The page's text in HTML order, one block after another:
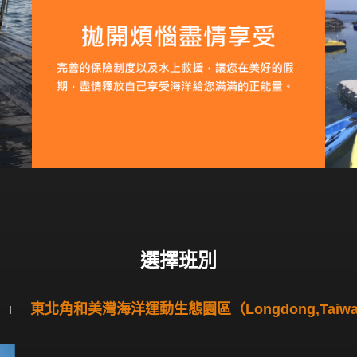
選擇班別
東北角和美灣海洋運動生態園區（